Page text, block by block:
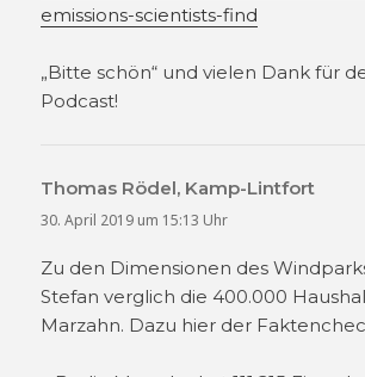
emissions-scientists-find
„Bitte schön“ und vielen Dank für
Podcast!
Thomas Rödel, Kamp-Lintfort
30. April 2019 um 15:13 Uhr
Zu den Dimensionen des
Stefan verglich die 400.000
Marzahn. Dazu hier der